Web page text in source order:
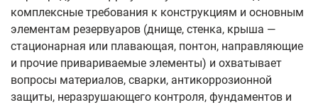
комплексные требования к конструкциям и основным
элементам резервуаров (днище, стенка, крыша —
стационарная или плавающая, понтон, направляющие
и прочие привариваемые элементы) и охватывает
вопросы материалов, сварки, антикоррозионной
защиты, неразрушающего контроля, фундаментов и